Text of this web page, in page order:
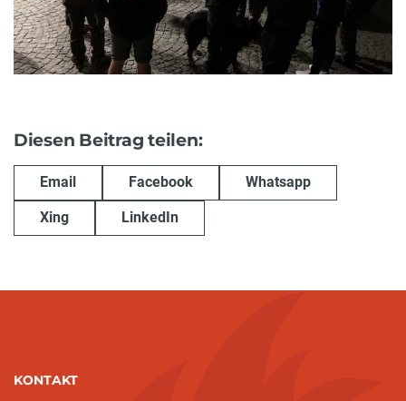
Diesen Beitrag teilen:
Email Facebook Whatsapp
Xing LinkedIn
KONTAKT